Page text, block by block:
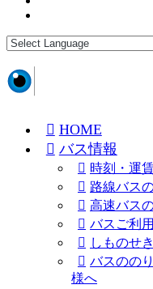
HOME
バス情報
時刻・運
路線バス
高速バス
バスご利
しものせ
バスのの
様へ